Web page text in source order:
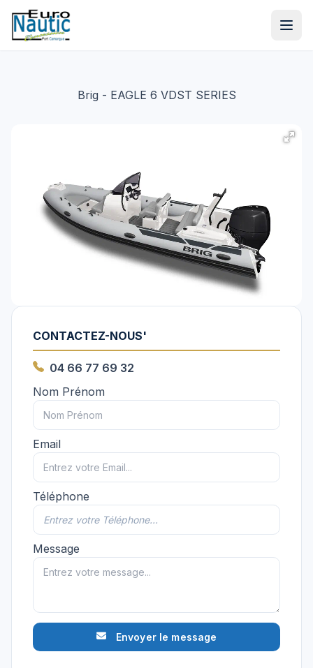
Brig - EAGLE 6 VDST SERIES
CONTACTEZ-NOUS'
04 66 77 69 32
Nom Prénom
Email
Téléphone
Message
Envoyer le message